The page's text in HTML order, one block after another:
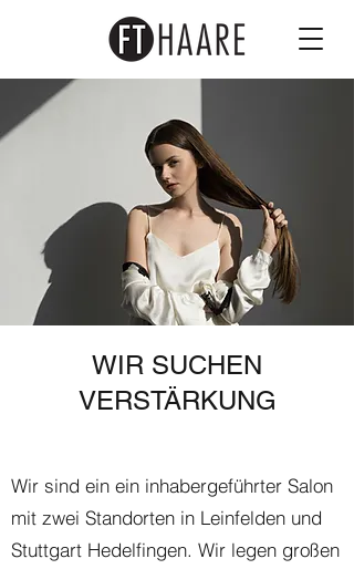
WIR SUCHEN
VERSTÄRKUNG
Wir sind ein ein inhabergeführter Salon
mit zwei Standorten in Leinfelden und
Stuttgart Hedelfingen. Wir legen großen